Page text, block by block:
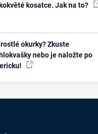
kosatce. Jak na to?
okurky? Zkuste
nebo je naložte po